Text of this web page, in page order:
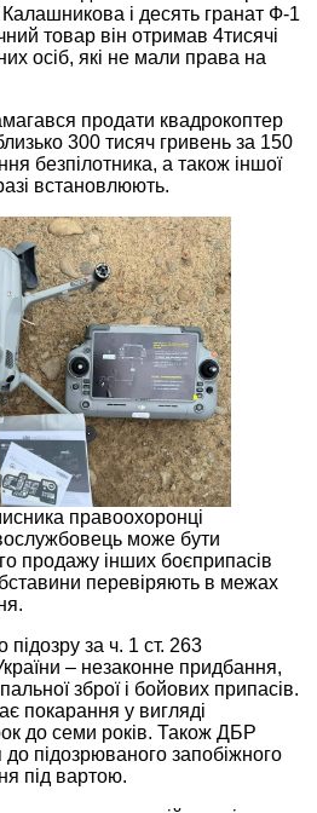
і десять гранат Ф-1
товар він отримав 4тисячі
осіб, які не мали права на
продати квадрокоптер
300 тисяч гривень за 150
безпілотника, а також іншої
встановлюють.
правоохоронці
може бути
продажу інших боєприпасів
перевіряють в межах
за ч. 1 ст. 263
– незаконне придбання,
зброї і бойових припасів.
покарання у вигляді
до семи років. Також ДБР
до підозрюваного запобіжного
під вартою.